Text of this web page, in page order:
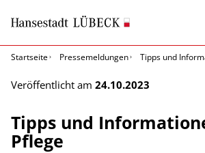
Startseite
Pressemeldungen Tipps und
Veröffentlicht am 24.10.2023
Tipps und
Pflege